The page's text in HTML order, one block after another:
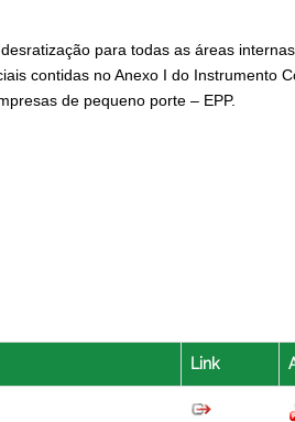
para todas as áreas
contidas no Anexo I do Instrumento
de pequeno porte – EPP.
Link